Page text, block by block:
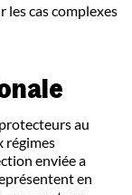
les cas complexes
au
régimes
enviée a
en